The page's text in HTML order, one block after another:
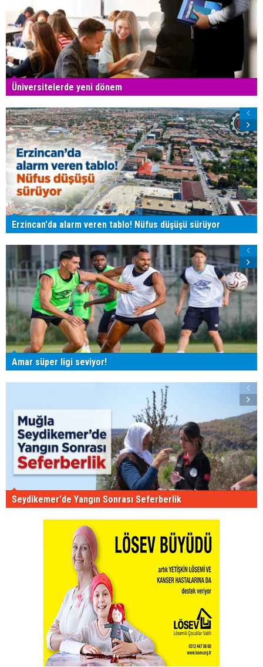
Üniversitelerde yeni dönem
Erzincan'da alarm veren tablo! Nüfus düşüşü sürüyor
Amar süper ligi seviyor!
Seydikemer'de Yangın Sonrası Seferberlik